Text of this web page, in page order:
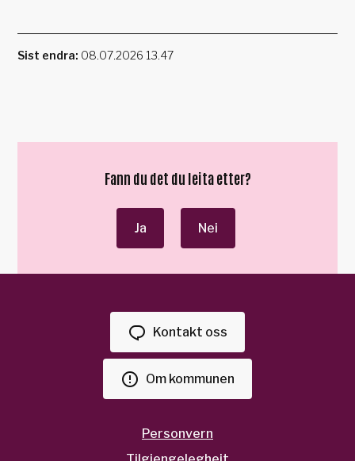
Sist endra 08.07.2026 13.47
Fann du det du leita etter?
Ja Nei
Kontakt oss
Om kommunen
Personvern